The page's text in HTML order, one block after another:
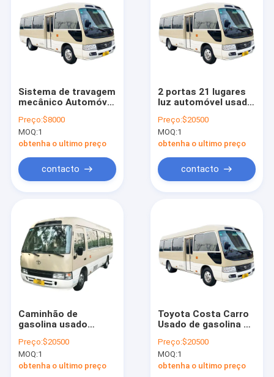
Sistema de travagem
mecânico Automóvel
20 lugares Toyota
Coaster Bus
Preço:$8000
MOQ:1
obtenha o ultimo preço
contacto
2 portas 21 lugares
luz automóvel usado
passageiros carro
com interior de luxo
Preço:$20500
MOQ:1
obtenha o ultimo preço
contacto
Caminhão de
gasolina usado
Caminhão Toyota
Costa espaçoso
Para negócios e
Preço:$20500
MOQ:1
obtenha o ultimo preço
Toyota Costa Carro
Usado de gasolina 4 -
configuração
avançada de
segurança
Preço:$20500
MOQ:1
obtenha o ultimo preço